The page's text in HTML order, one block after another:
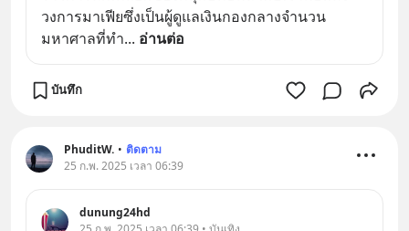
วงการมาเฟียซึ่งเป็นผู้ดูแลเงินกองกลางจำนวน
มหาศาลที่ทำ... อ่านต่อ
บันทึก
PhuditW. • ติดตาม
25 ก.พ. 2025 เวลา 06:39
dunung24hd